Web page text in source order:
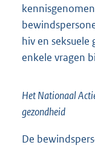
hiv en seksuele
enkele vragen
Het Nationaal
gezondheid
De